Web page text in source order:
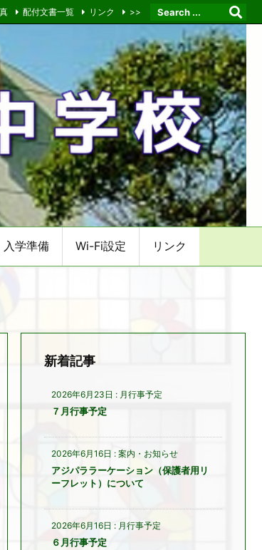
入学準備 Wi-Fi設定 リンク
配付文書一覧 リンク >>
新着記事
2026年6月23日 : 月行事予定
７月行事予定
2026年6月16日 : 案内・お知らせ
アジパララーケーション（保護者用リ
ーフレット）について
2026年6月16日 : 月行事予定
６月行事予定